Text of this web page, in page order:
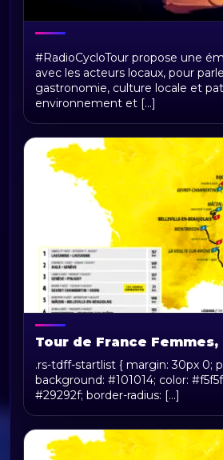
RadioCycloTour, le direct
#RadioCycloTour propose une
avec les acteurs locaux, pour
gastronomie, culture locale et
environnement et [...]
Tour de France
.rs-tdff-startlist { margin: 30px 0;
background: #101014; color:
#29292f; border-radius: [...]